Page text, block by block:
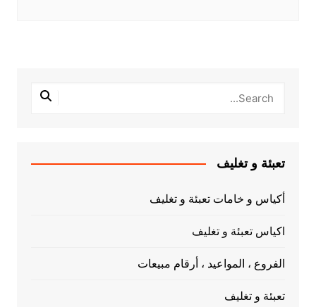
تعبئة و تغليف
أكياس و خامات تعبئة و تغليف
اكياس تعبئة و تغليف
الفروع ، المواعيد ، أرقام مبيعات
تعبئة و تغليف